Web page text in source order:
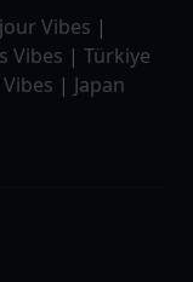
Vibes |
Vibes | Türkiye
| Japan